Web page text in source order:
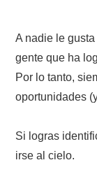
A nadie le
gente que ha
Por lo tanto,
oportunidades
Si logras
irse al cielo.